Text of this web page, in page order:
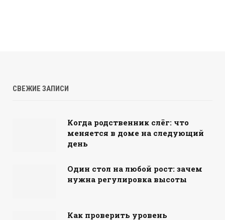
СВЕЖИЕ ЗАПИСИ
Когда родственник слёг: что
меняется в доме на следующий
день
Один стол на любой рост: зачем
нужна регулировка высоты
Как проверить уровень